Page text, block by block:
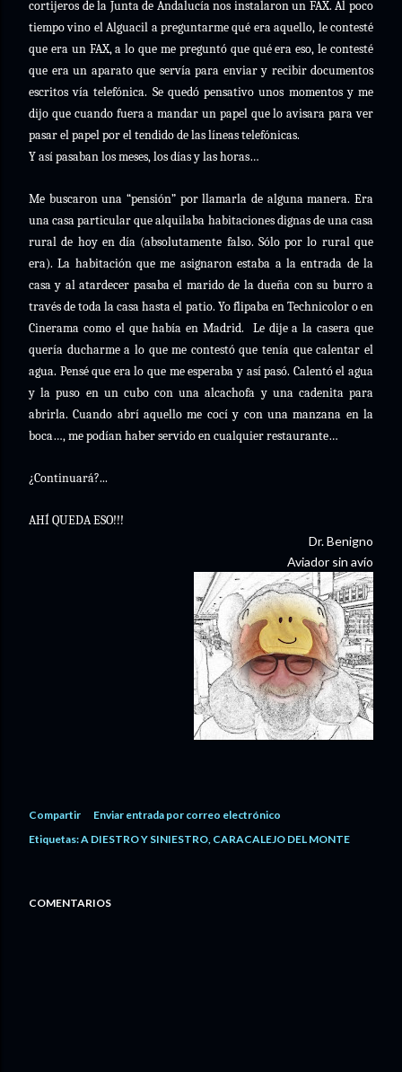
cortijeros de la Junta de Andalucía nos instalaron un FAX. Al poco
tiempo vino el Alguacil a preguntarme qué era aquello, le contesté
que era un FAX, a lo que me preguntó que qué era eso, le contesté
que era un aparato que servía para enviar y recibir documentos
escritos vía telefónica. Se quedó pensativo unos momentos y me
dijo que cuando fuera a mandar un papel que lo avisara para ver
pasar el papel por el tendido de las líneas telefónicas.
Y así pasaban los meses, los días y las horas…
Me buscaron una “pensión” por llamarla de alguna manera. Era
una casa particular que alquilaba habitaciones dignas de una casa
rural de hoy en día (absolutamente falso. Sólo por lo rural que
era). La habitación que me asignaron estaba a la entrada de la
casa y al atardecer pasaba el marido de la dueña con su burro a
través de toda la casa hasta el patio. Yo flipaba en Technicolor o en
Cinerama como el que había en Madrid.
Le dije a la casera que
quería ducharme a lo que me contestó que tenía que calentar el
agua. Pensé que era lo que me esperaba y así pasó. Calentó el agua
y la puso en un cubo con una alcachofa y una cadenita para
abrirla. Cuando abrí aquello me cocí y con una manzana en la
boca…, me podían haber servido en cualquier restaurante…
¿Continuará?...
AHÍ QUEDA ESO!!!
Dr. Benigno
Aviador sin avío
Compartir
Enviar entrada por correo electrónico
Etiquetas:A DIESTRO Y SINIESTRO CARACALEJO DEL MONTE
COMENTARIOS